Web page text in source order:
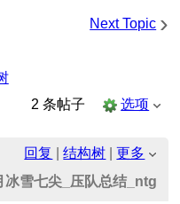
Next Topic ›
2 条帖子
选项
回复 |结构树 |更多
冰雪七尖_压队总结_ntg